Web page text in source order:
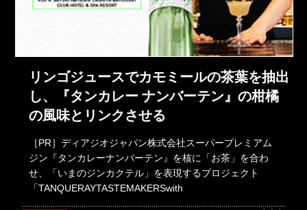
リンゴジュースでカモミールの茶葉を抽出
し、『タンカレー ナンバーテン』の柑橘
の風味とリンクさせる
［PR］ディアジオジャパン株式会社スーパープレミアム
ジン『タンカレーナンバーテン』を核に「お茶」を合わ
せ、「いまのジンカクテル」を表現するプロジェクト
「TANQUERAYTASTEMAKERSwith